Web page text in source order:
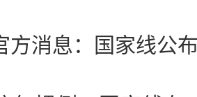
消息：国家线公布